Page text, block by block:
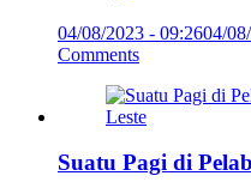
04/08/2023 - 09:2604/
Comments
Suatu Pagi di